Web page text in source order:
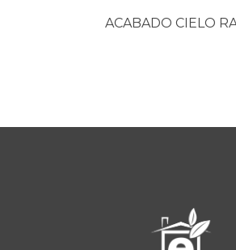
ACABADO CIELO